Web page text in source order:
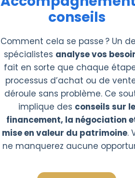
conseils
Comment cela se passe ? Un
spécialistes analyse vos
fait en sorte que chaque
processus d’achat ou de
déroule sans problème. Ce
implique des conseils sur le
financement, la négociation
mise en valeur du patrimoine.
ne manquerez aucune